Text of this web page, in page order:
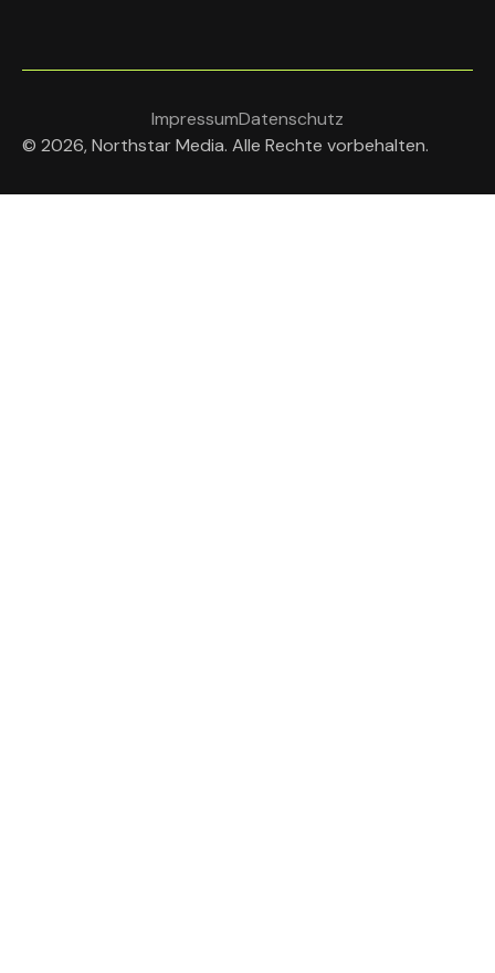
ImpressumDatenschutz
© 2026, Northstar Media. Alle Rechte vorbehalten.